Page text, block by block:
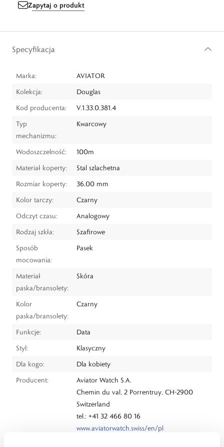
Zapytaj o produkt
Specyfikacja
Marka:
AVIATOR
Kolekcja:
Douglas
Kod producenta:
V.1.33.0.381.4
Typ
mechanizmu:
Kwarcowy
Wodoszczelność:
100m
Materiał koperty:
Stal szlachetna
Rozmiar koperty:
36,00 mm
Kolor tarczy:
Czarny
Odczyt czasu:
Analogowy
Rodzaj szkła:
Szafirowe
Sposób
mocowania:
Pasek
Materiał
paska/bransolety:
Skóra
Kolor
paska/bransolety:
Czarny
Funkcje:
Data
Styl:
Klasyczny
Dla kogo:
Dla kobiety
Producent:
Aviator Watch S.A.
Chemin du val, 2 Porrentruy, CH-2900
Switzerland
tel.: +41 32 466 80 16
www.aviatorwatch.swiss/en/pl